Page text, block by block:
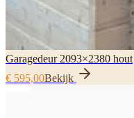
Garagedeur 2093×2380 hout
€ 595,00Bekijk